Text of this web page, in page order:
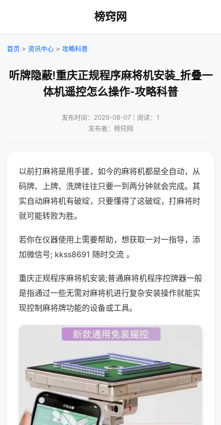
榜窍网
首页 > 资讯中心 > 攻略科普
听牌隐蔽!重庆正规程序麻将机安装_折叠一
体机遥控怎么操作-攻略科普
发布时间：2026-08-07｜阅读：1
发布者：榜窍网
以前打麻将是用手搓，如今的麻将机都是全自动，从
码牌、上牌、洗牌往往只要一到两分钟就会完成。其
实自动麻将机有破绽，只要懂得了这破绽，打麻将时
就可能转败为胜。
若你在仪器使用上需要帮助，想获取一对一指导，添
加微信号; kkss8691 随时交流 。
重庆正规程序麻将机安装;普通麻将机程序控牌器一般
是指通过一些无需对麻将机进行复杂安装操作就能实
现控制麻将牌功能的设备或工具。